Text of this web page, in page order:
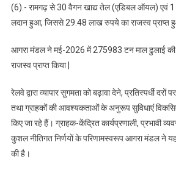
(6).- रामगढ़ से 30 वैगन खाद्य तेल (एडिबल ऑयल) एवं 1
लदान हुआ, जिससे 29.48 लाख रुपये का राजस्व प्राप्त
आगरा मंडल ने मई-2026 में 275983 टन माल ढुलाई
राजस्व प्राप्त किया |
रेलवे द्वारा व्यापार सुगमता को बढ़ावा देने, प्रतिस्पर्धी
तथा ग्राहकों की आवश्यकताओं के अनुरूप सुविधाएं
किए जा रहे हैं। ग्राहक-केंद्रित कार्यप्रणाली, प्रभावी
कुशल नीतिगत निर्णयों के परिणामस्वरूप आगरा मंडल ने
की है।